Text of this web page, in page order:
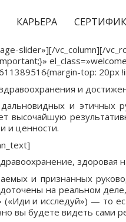
КАРЬЕРА
slider»][/vc_column][/
top: 20px
и
и этичных
высочайшую
и ценности.
здоровая
и признанных
на реальном
и исследуй») — то
вы будете видеть сами